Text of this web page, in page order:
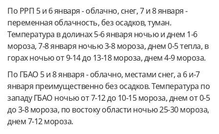
По РРП 5 и 6 января - облачно, снег, 7 и 8 января -
переменная облачность, без осадков, туман.
Температура в долинах 5-6 января ночью и днем 1-6
мороза, 7-8 января ночью 3-8 мороза, днем 0-5 тепла, в
горах ночью от 9-14 до 13-18 мороза, днем 4-9 мороза.
По ГБАО 5 и 8 января - облачно, местами снег, а 6 и-7
января преимущественно без осадков. Температура по
западу ГБАО ночью от 7-12 до 10-15 мороза, днем от 0-5
до 3-8 мороза, по востоку области ночью 25-30 мороза,
днем 7-12 мороза.